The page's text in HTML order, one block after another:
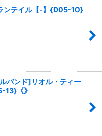
ンテイル【-】{D05-10}
バンド]リオル・ティー
13}《》